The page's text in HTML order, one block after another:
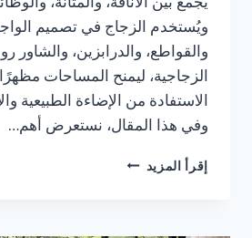
ويُستخدم الزجاج في تصميم
والقواطع، والدرابزين، والشاور
الزجاجية، ليمنح المساحات
الاستفادة من الإضاءة الطبيعية
وفي هذا المقال، نستعرض أهم…
إقرأ المزيد شركات